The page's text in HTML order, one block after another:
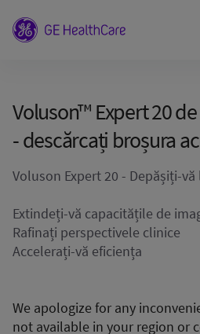
Voluson™ Expert 20
- descărcați broșura
Voluson Expert 20 - Depășiți-
Extindeți-vă capacitățile de
Rafinați perspectivele clinice
Accelerați-vă eficiența
We apologize for any
not available in your region or